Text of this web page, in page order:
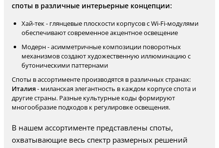
споты в различные интерьерные концепции:
Хай-тек - глянцевые плоскости корпусов с Wi-Fi-модулями
обеспечивают современное акцентное освещение
Модерн - асимметричные композиции поворотных
механизмов создают художественную иллюминацию с
бутоническими паттернами
Споты в ассортименте производятся в различных странах:
Италия- миланская элегантность в каждом корпусе спота и
другие страны. Разные культурные коды формируют
многообразие подходов к регулировке освещения.
В нашем ассортименте представлены споты,
охватывающие весь спектр размерных решений